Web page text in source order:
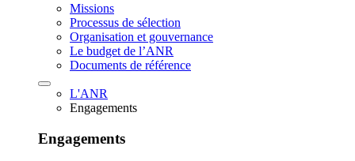
Missions
Processus de sélection
Organisation et gouvernance
Le budget de l’ANR
Documents de référence
L'ANR
Engagements
Engagements